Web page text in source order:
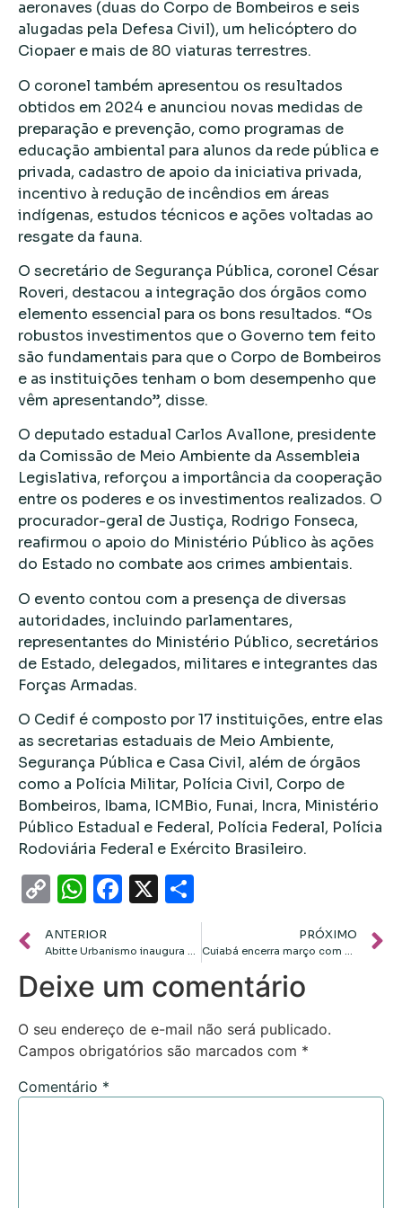
aeronaves (duas do Corpo de Bombeiros e seis
alugadas pela Defesa Civil), um helicóptero do
Ciopaer e mais de 80 viaturas terrestres.
O coronel também apresentou os resultados
obtidos em 2024 e anunciou novas medidas de
preparação e prevenção, como programas de
educação ambiental para alunos da rede pública e
privada, cadastro de apoio da iniciativa privada,
incentivo à redução de incêndios em áreas
indígenas, estudos técnicos e ações voltadas ao
resgate da fauna.
O secretário de Segurança Pública, coronel César
Roveri, destacou a integração dos órgãos como
elemento essencial para os bons resultados. “Os
robustos investimentos que o Governo tem feito
são fundamentais para que o Corpo de Bombeiros
e as instituições tenham o bom desempenho que
vêm apresentando”, disse.
O deputado estadual Carlos Avallone, presidente
da Comissão de Meio Ambiente da Assembleia
Legislativa, reforçou a importância da cooperação
entre os poderes e os investimentos realizados. O
procurador-geral de Justiça, Rodrigo Fonseca,
reafirmou o apoio do Ministério Público às ações
do Estado no combate aos crimes ambientais.
O evento contou com a presença de diversas
autoridades, incluindo parlamentares,
representantes do Ministério Público, secretários
de Estado, delegados, militares e integrantes das
Forças Armadas.
O Cedif é composto por 17 instituições, entre elas
as secretarias estaduais de Meio Ambiente,
Segurança Pública e Casa Civil, além de órgãos
como a Polícia Militar, Polícia Civil, Corpo de
Bombeiros, Ibama, ICMBio, Funai, Incra, Ministério
Público Estadual e Federal, Polícia Federal, Polícia
Rodoviária Federal e Exército Brasileiro.
CopyWhatsApp
Facebook
X
ANTERIOR
Abitte Urbanismo inaugura novo escritório na Avenida Miguel Sutil
PRÓXIMO
Cuiabá encerra março com mais uma quebra de recorde no custo da cesta básica
Deixe um comentário
O seu endereço de e-mail não será publicado.
Campos obrigatórios são marcados com *
Comentário *